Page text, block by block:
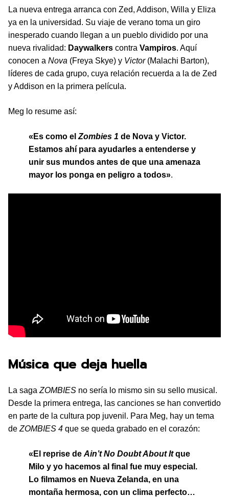
La nueva entrega arranca con Zed, Addison, Willa y Eliza
ya en la universidad. Su viaje de verano toma un giro
inesperado cuando llegan a un pueblo dividido por una
nueva rivalidad: Daywalkers contra Vampiros. Aquí
conocen a Nova (Freya Skye) y Victor(Malachi Barton),
líderes de cada grupo, cuya relación recuerda a la de Zed
y Addison en la primera película.
Meg lo resume así:
«Es como el Zombies 1 de Nova y Victor.
Estamos ahí para ayudarles a entenderse y
unir sus mundos antes de que una amenaza
mayor los ponga en peligro a todos».
Música que deja huella
La saga ZOMBIES no sería lo mismo sin su sello musical.
Desde la primera entrega, las canciones se han convertido
en parte de la cultura pop juvenil. Para Meg, hay un tema
de ZOMBIES 4 que se queda grabado en el corazón:
«El reprise de Ain’t No Doubt About Itque
Milo y yo hacemos al final fue muy especial.
Lo filmamos en Nueva Zelanda, en una
montaña hermosa, con un clima perfecto…